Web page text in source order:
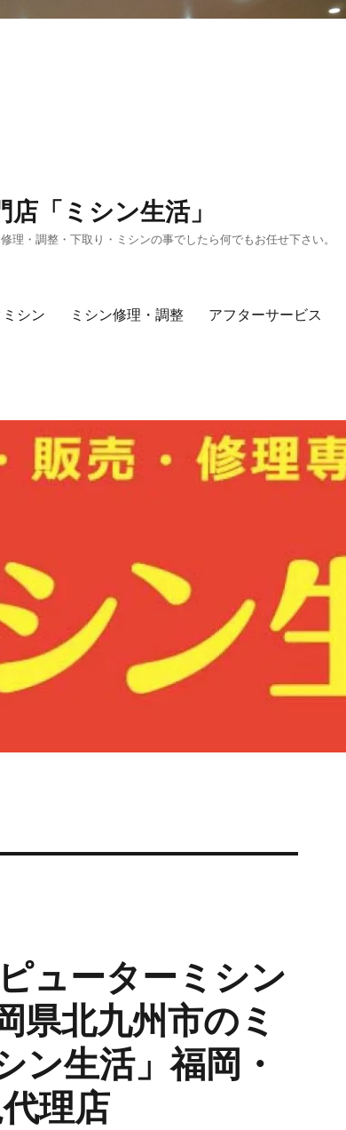
「ミシン生活」
・調整・下取り・ミシンの事でしたら何でもお任せ下さい。
ミシン ミシン修理・調整 アフターサービス
ューターミシン
県北九州市のミ
ン生活」福岡・
理店